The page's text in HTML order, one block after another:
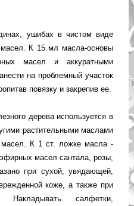
ушибах в чистом виде
К 15 мл масла-основы
масел и аккуратными
на проблемный участок
повязку и закрепив ее.
дерева используется в
растительными маслами
К 1 ст. ложке масла -
масел сантала, розы,
при сухой, увядающей,
коже, а также при
салфетки,